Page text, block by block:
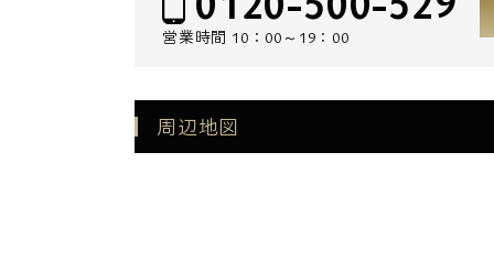
営業時間 10：00～19：00
周辺地図